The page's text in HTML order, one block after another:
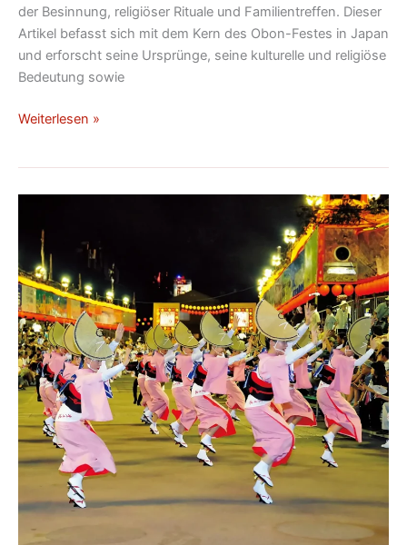
der Besinnung, religiöser Rituale und Familientreffen. Dieser
Artikel befasst sich mit dem Kern des Obon-Festes in Japan
und erforscht seine Ursprünge, seine kulturelle und religiöse
Bedeutung sowie
Weiterlesen »
Tanzfestival
(Awa
Odori)
in
Tokushima